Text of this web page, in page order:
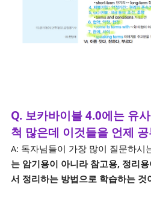
Q. 보카바이블 4.0에는 유
척 많은데 이것들을 언제
A: 독자님들이 가장 많이 질문하시
는 암기용이 아니라 참고용, 정리
서 정리하는 방법으로 학습하는 것